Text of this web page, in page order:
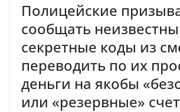
Полицейские
сообщать
секретные коды из
переводить по их
деньги на якобы
или «резервные»